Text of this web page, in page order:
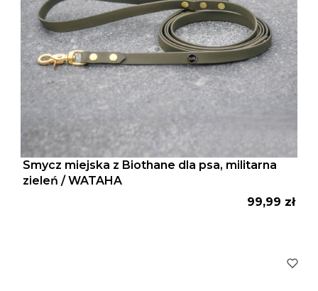
Smycz miejska z Biothane dla psa, militarna
zieleń / WATAHA
Cena
99,99 zł